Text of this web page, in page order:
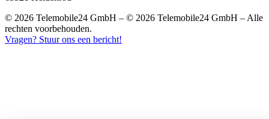
© 2026 Telemobile24 GmbH – © 2026 Telemobile24 GmbH – Alle
rechten voorbehouden.
Vragen? Stuur ons een bericht!